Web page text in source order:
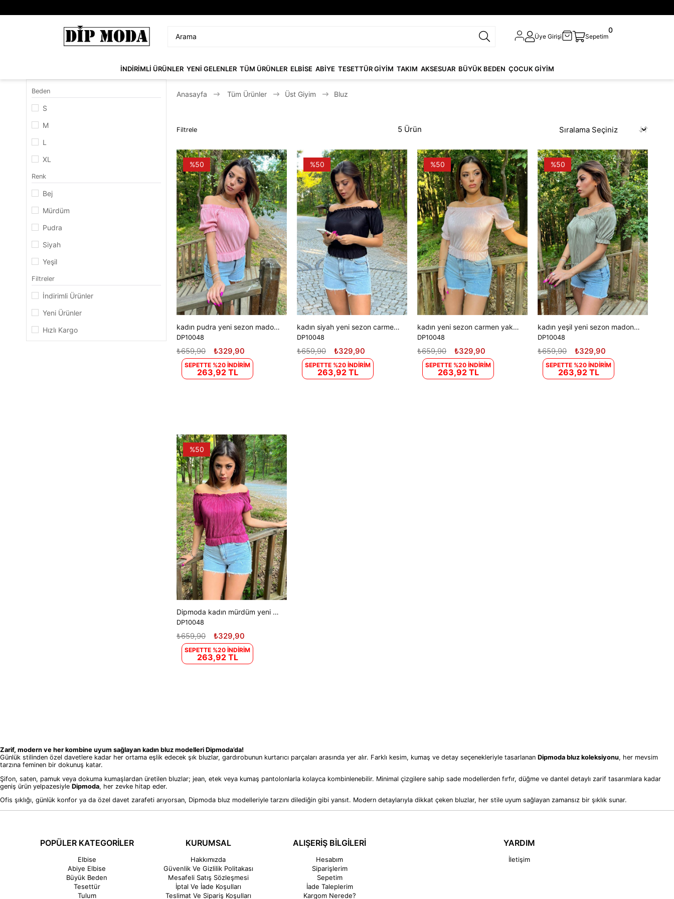
Üye Girişi Sepetim
0
İNDİRİMLİ ÜRÜNLER YENİ GELENLER TÜM ÜRÜNLER ELBİSE ABİYE TESETTÜR GİYİM TAKIM AKSESUAR BÜYÜK BEDEN ÇOCUK GİYİM
Beden
S
M
L
XL
Renk
Bej
Mürdüm
Pudra
Siyah
Yeşil
Filtreler
İndirimli Ürünler
Yeni Ürünler
Hızlı Kargo
Anasayfa Tüm Ürünler Üst Giyim Bluz
Filtrele 5 Ürün
kadın pudra yeni sezon madonna yaka fitilli bluz DP10048
DP10048
₺329,90
₺659,90
SEPETTE %20 İNDİRİM
263,92 TL
%50
kadın siyah yeni sezon carmen yaka bluz DP10048
DP10048
₺329,90
₺659,90
SEPETTE %20 İNDİRİM
263,92 TL
%50
kadın yeni sezon carmen yaka fitilli bluz DP10048
DP10048
₺329,90
₺659,90
SEPETTE %20 İNDİRİM
263,92 TL
%50
kadın yeşil yeni sezon madonna yaka fitilli bluz DP10048
DP10048
₺329,90
₺659,90
SEPETTE %20 İNDİRİM
263,92 TL
%50
Dipmoda kadın mürdüm yeni sezon madonna yaka fitilli bluz DP10048
DP10048
₺329,90
₺659,90
SEPETTE %20 İNDİRİM
263,92 TL
%50
Zarif, modern ve her kombine uyum sağlayan kadın bluz modelleri Dipmoda’da!
Günlük stilinden özel davetlere kadar her ortama eşlik edecek şık bluzlar, gardırobunun kurtarıcı parçaları arasında yer alır. Farklı kesim, kumaş ve detay seçenekleriyle tasarlanan Dipmoda bluz koleksiyonu, her mevsim
tarzına feminen bir dokunuş katar.
Şifon, saten, pamuk veya dokuma kumaşlardan üretilen bluzlar; jean, etek veya kumaş pantolonlarla kolayca kombinlenebilir. Minimal çizgilere sahip sade modellerden fırfır, düğme ve dantel detaylı zarif tasarımlara kadar
geniş ürün yelpazesiyle Dipmoda, her zevke hitap eder.
Ofis şıklığı, günlük konfor ya da özel davet zarafeti arıyorsan, Dipmoda bluz modelleriyle tarzını dilediğin gibi yansıt. Modern detaylarıyla dikkat çeken bluzlar, her stile uyum sağlayan zamansız bir şıklık sunar.
POPÜLER KATEGORİLER
Elbise
Abiye Elbise
Büyük Beden
Tesettür
Tulum
KURUMSAL
Hakkımızda
Güvenlik Ve Gizlilik Politakası
Mesafeli Satış Sözleşmesi
İptal Ve İade Koşulları
Teslimat Ve Sipariş Koşulları
ALIŞERİŞ BİLGİLERİ
Hesabım
Siparişlerim
Sepetim
İade Taleplerim
Kargom Nerede?
YARDIM
İletişim